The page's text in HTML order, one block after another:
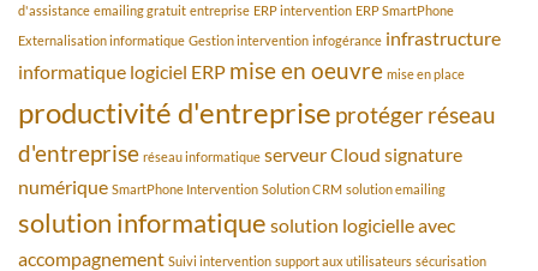
d'assistance emailing gratuit entreprise ERP intervention ERP SmartPhone
Externalisation informatique Gestion intervention infogérance infrastructure
informatique logiciel ERP mise en oeuvre mise en place
productivité d'entreprise protégerréseau
d'entreprise réseau informatique serveur Cloud signature
numérique SmartPhone Intervention Solution CRM solution emailing
solution informatique solution logicielle avec
accompagnement Suivi intervention support aux utilisateurs sécurisation